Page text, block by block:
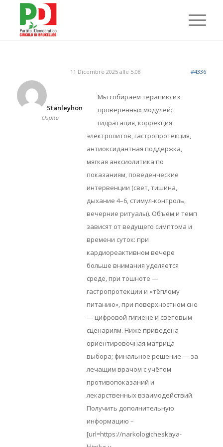
11 Dicembre 2025 alle 5:08 #4336
Stanleyhon
Ospite
Мы собираем терапию из
проверенных модулей:
гидратация, коррекция
электролитов, гастропротекция,
антиоксидантная поддержка,
мягкая анксиолитика по
показаниям, поведенческие
интервенции (свет, тишина,
дыхание 4–6, стимул-контроль,
вечерние ритуалы). Объём и темп
зависят от ведущего симптома и
времени суток: при
кардиореактивном вечере
больше внимания уделяется
среде, при тошноте —
гастропротекции и «тёплому
питанию», при поверхностном сне
— цифровой гигиене и световым
сценариям. Ниже приведена
ориентировочная матрица
выбора; финальное решение — за
лечащим врачом с учётом
противопоказаний и
лекарственных взаимодействий.
Получить дополнительную
информацию –
[url=https://narkologicheskaya-